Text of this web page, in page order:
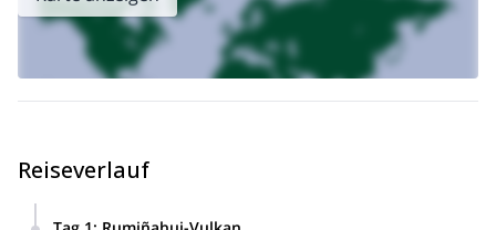
Reiseverlauf